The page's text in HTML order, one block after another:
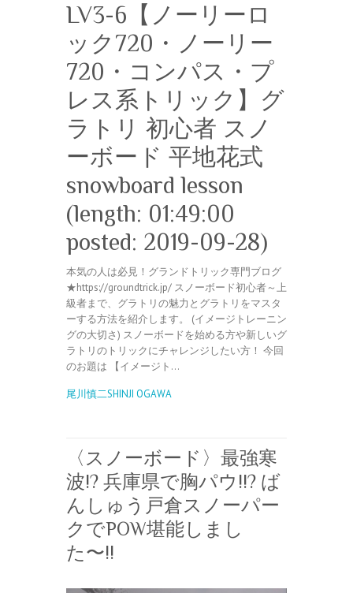
LV3-6【ノーリーロ
ック720・ノーリー
720・コンパス・プ
レス系トリック】グ
ラトリ 初心者 スノ
ーボード 平地花式
snowboard lesson
(length: 01:49:00
posted: 2019-09-28)
本気の人は必見！グランドトリック専門ブログ
★https://groundtrick.jp/ スノーボード初心者～上
級者まで、グラトリの魅力とグラトリをマスタ
ーする方法を紹介します。 (イメージトレーニン
グの大切さ) スノーボードを始める方や新しいグ
ラトリのトリックにチャレンジしたい方！ 今回
のお題は 【イメージト…
尾川慎二SHINJI OGAWA
〈スノーボード〉最強寒
波!? 兵庫県で胸パウ!!? ば
んしゅう戸倉スノーパー
クでPOW堪能しまし
た〜!!